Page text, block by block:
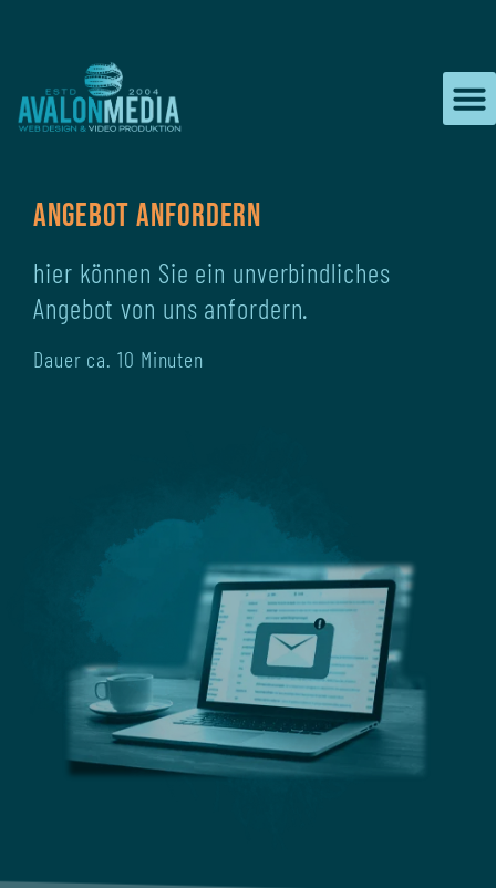
Angebot anfordern
hier können Sie ein unverbindliches
Angebot von uns anfordern.
Dauer ca. 10 Minuten